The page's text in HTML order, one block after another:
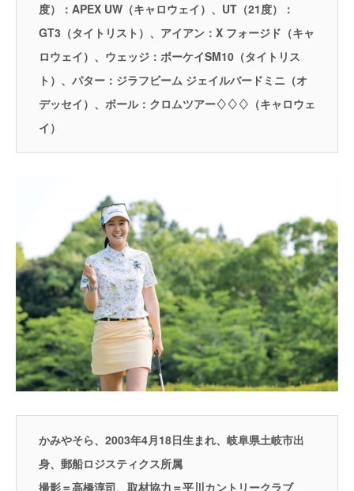
度）：APEX UW（キャロウェイ）、UT（21度）：
GT3（タイトリスト）、アイアン：X フォージド（キャ
ロウェイ）、ウェッジ：ボーケイSM10（タイトリス
ト）、パター：ジラフビーム ジェイルバードミニ（オ
デッセイ）、ボール：クロムツアー♢♢♢（キャロウェ
イ）
かみやそら、2003年4月18日生まれ、岐阜県土岐市出
身、郵船ロジスティクス所属
撮影＝高橋淳司、取材協力＝平川カントリークラブ